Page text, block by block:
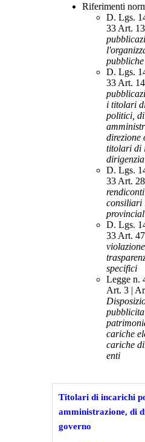
Riferimenti
D. Lgs.
33 Art.
D. Lgs.
33 Art.
i titolari
politici, di
direzione
titolari di
D. Lgs.
33 Art.
consiliari
D. Lgs.
33 Art.
specifici
Legge n.
Art. 3 |
cariche
cariche
enti
Titolari di incarichi
amministrazione, di
governo